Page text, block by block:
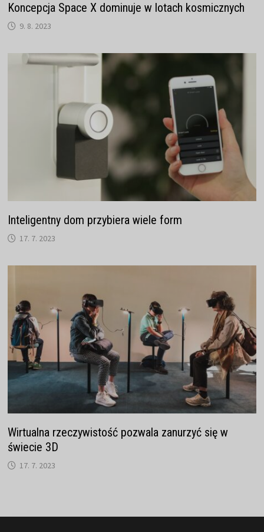
Koncepcja Space X dominuje w lotach kosmicznych
9. 8. 2023
Inteligentny dom przybiera wiele form
17. 7. 2023
Wirtualna rzeczywistość pozwala zanurzyć się w
świecie 3D
17. 7. 2023